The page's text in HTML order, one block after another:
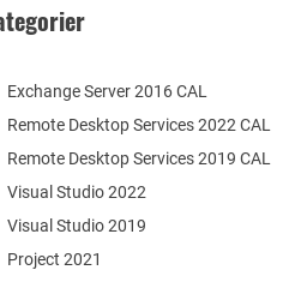
Remote Desktop Services 2022 CAL
Remote Desktop Services 2019 CAL
Exchange Server 2016 CAL
Visual Studio 2022
Visual Studio 2019
Project 2021